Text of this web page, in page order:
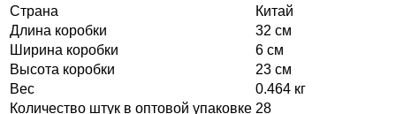
Страна
Китай
Длина коробки
32 см
Ширина коробки
6 см
Высота коробки
23 см
Вес
0.464 кг
Количество штук в оптовой упаковке 28